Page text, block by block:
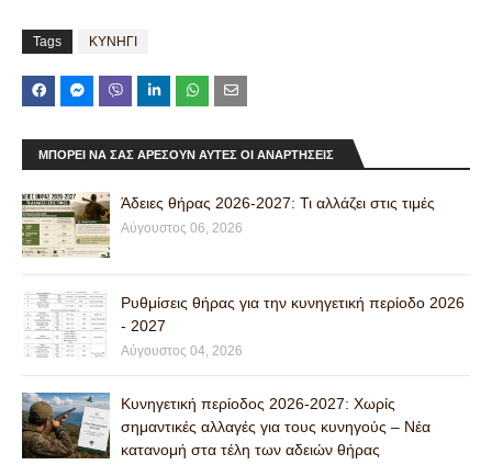
Tags ΚΥΝΗΓΙ
ΜΠΟΡΕΊ ΝΑ ΣΑΣ ΑΡΈΣΟΥΝ ΑΥΤΈΣ ΟΙ ΑΝΑΡΤΉΣΕΙΣ
Άδειες θήρας 2026-2027: Τι αλλάζει στις τιμές
Αύγουστος 06, 2026
Ρυθμίσεις θήρας για την κυνηγετική περίοδο 2026
- 2027
Αύγουστος 04, 2026
Κυνηγετική περίοδος 2026-2027: Χωρίς
σημαντικές αλλαγές για τους κυνηγούς – Νέα
κατανομή στα τέλη των αδειών θήρας